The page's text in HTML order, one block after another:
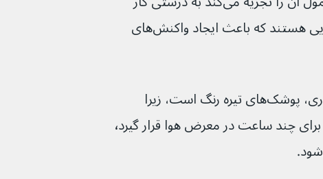
نمی‌کند. آنزیم‌ها پروتئین‌هایی هستند که باعث ایجاد واکنش‌های
یکی از علائم اولیه این بیماری، پوشک‌های تیره رنگ است، زیرا